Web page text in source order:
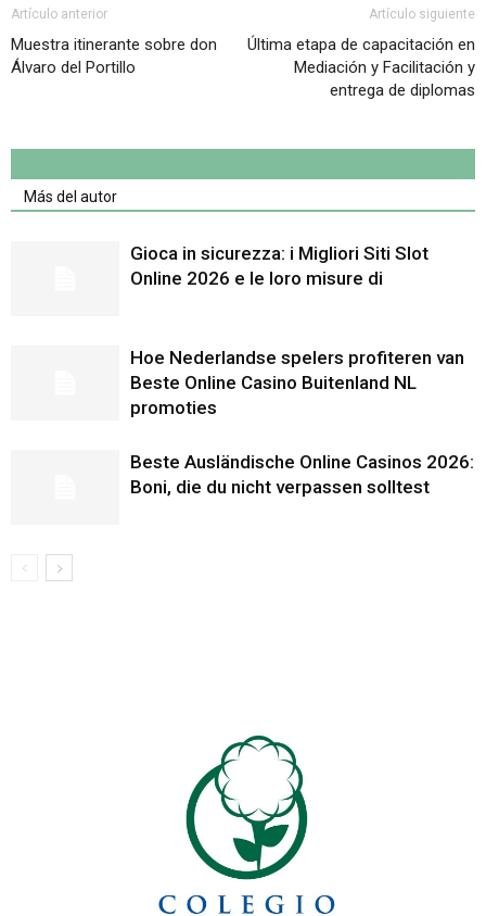
Artículo anterior
Muestra itinerante sobre don
Álvaro del Portillo
Artículo siguiente
Última etapa de capacitación en
Mediación y Facilitación y
entrega de diplomas
Más del autor
Gioca in sicurezza: i Migliori Siti Slot
Online 2026 e le loro misure di
Hoe Nederlandse spelers profiteren van
Beste Online Casino Buitenland NL
promoties
Beste Ausländische Online Casinos 2026:
Boni, die du nicht verpassen solltest